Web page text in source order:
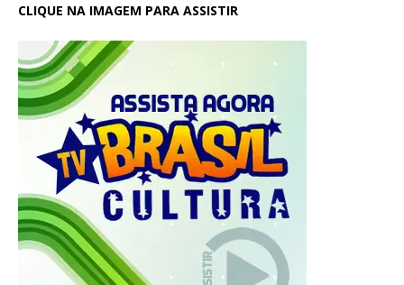
CLIQUE NA IMAGEM PARA ASSISTIR